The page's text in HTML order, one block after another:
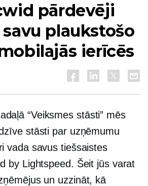
pārdevēji
plaukstošo
ierīcēs
“Veiksmes stāsti” mēs
stāsti par uzņēmumu
vada savus tiešsaistes
by Lightspeed. Šeit jūs varat
un uzzināt, kā